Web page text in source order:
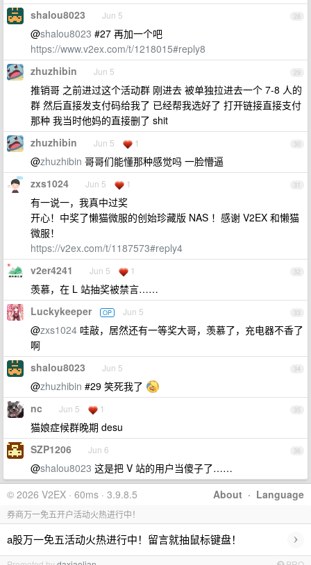
28
shalou8023 Jun 5
@shalou8023 #27 再加一个吧
https://www.v2ex.com/t/1218015#reply8
29
zhuzhibin Jun 5
推销哥 之前进过这个活动群 刚进去 被单独拉进去一个 7-8 人的
群 然后直接发支付码给我了 已经帮我选好了 打开链接直接支付
那种 我当时他妈的直接删了 shit
30
zhuzhibin Jun 5 1
@zhuzhibin 哥哥们能懂那种感觉吗 一脸懵逼
31
zxs1024 Jun 5 1
有一说一，我真中过奖
开心！中奖了懒猫微服的创始珍藏版 NAS ！感谢 V2EX 和懒猫
微服！
https://v2ex.com/t/1187573#reply4
32
v2er4241 Jun 5 1
羡慕，在 L 站抽奖被禁言……
33
Luckykeeper OP Jun 5
@zxs1024 哇敲，居然还有一等奖大哥，羡慕了，充电器不香了
啊
34
shalou8023 Jun 5
@zhuzhibin #29 笑死我了
35
nc Jun 5 1
猫娘症候群晚期 desu
36
SZP1206 Jun 6
@shalou8023 这是把 V 站的用户当傻子了……
About · Language
© 2026 V2EX · 60ms · 3.9.8.5
券商万一免五开户活动火热进行中！
a股万一免五活动火热进行中！留言就抽鼠标键盘！ ›